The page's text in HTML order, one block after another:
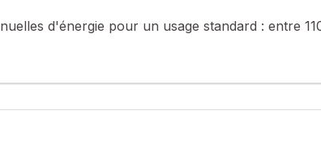
d'énergie pour un usage standard : entre